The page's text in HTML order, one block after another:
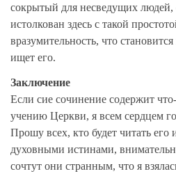
сокрытый для несведущих
истолкован здесь с такой
вразумительность, что
ищет его.
Заключение
Если сие сочинение содержит
учению Церкви, я всем сердцем
Прошу всех, кто будет читать его
духовными истинами,
сочтут они странным, что я